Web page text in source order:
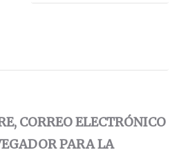
CORREO ELECTRÓNICO
PARA LA